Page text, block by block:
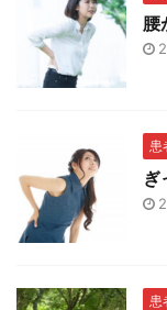
腰
患
ぎ
患